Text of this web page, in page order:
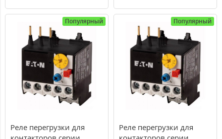
Популярный
Реле перегрузки для
Популярный
Реле перегрузки для